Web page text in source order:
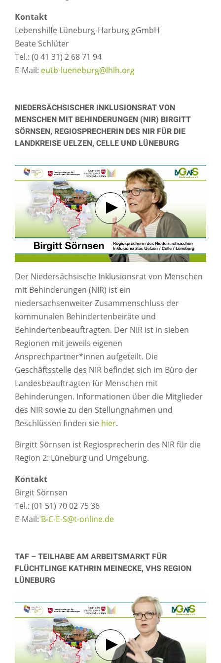
Kontakt
Lebenshilfe Lüneburg-Harburg gGmbH
Beate Schlüter
Tel.: (0 41 31) 2 68 71 94
E-Mail: eutb-lueneburg@lhlh.org
NIEDERSÄCHSISCHER INKLUSIONSRAT VON
MENSCHEN MIT BEHINDERUNGEN (NIR) BIRGITT
SÖRNSEN, REGIOSPRECHERIN DES NIR FÜR DIE
LANDKREISE UELZEN, CELLE UND LÜNEBURG
Verbindung mit Youtube
Der Niedersächsische Inklusionsrat von Menschen
mit Behinderungen (NIR) ist ein
niedersachsenweiter Zusammenschluss der
kommunalen Behindertenbeiräte und
Behindertenbeauftragten. Der NIR ist in sieben
Regionen mit jeweils eigenen
Ansprechpartner*innen aufgeteilt. Die
Geschäftsstelle des NIR befindet sich im Büro der
Landesbeauftragten für Menschen mit
Behinderungen. Informationen über die Mitglieder
des NIR sowie zu den Stellungnahmen und
Beschlüssen finden sie hier.
Birgitt Sörnsen ist Regiosprecherin des NIR für die
Region 2: Lüneburg und Umgebung.
Kontakt
Birgit Sörnsen
Tel.: (01 51) 70 02 75 36
E-Mail: B-C-E-S@t-online.de
TAF – TEILHABE AM ARBEITSMARKT FÜR
FLÜCHTLINGE KATHRIN MEINECKE, VHS REGION
LÜNEBURG
Verbindung mit Youtube